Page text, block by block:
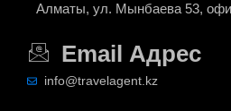
Алматы, ул. Мынбаева 53,
Email Адрес
info@travelagent.kz